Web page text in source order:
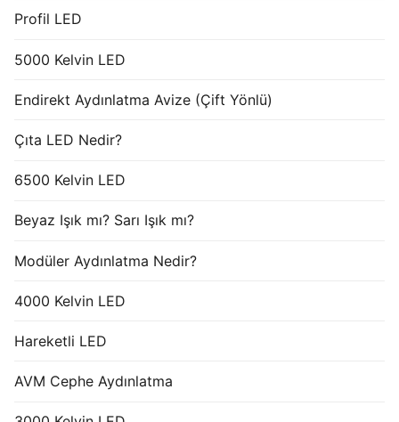
Profil LED
5000 Kelvin LED
Endirekt Aydınlatma Avize (Çift Yönlü)
Çıta LED Nedir?
6500 Kelvin LED
Beyaz Işık mı? Sarı Işık mı?
Modüler Aydınlatma Nedir?
4000 Kelvin LED
Hareketli LED
AVM Cephe Aydınlatma